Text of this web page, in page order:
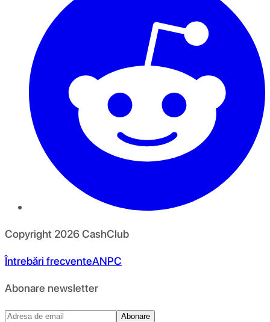
Copyright 2026CashClub
Întrebări frecventeANPC
Abonare newsletter
Abonare